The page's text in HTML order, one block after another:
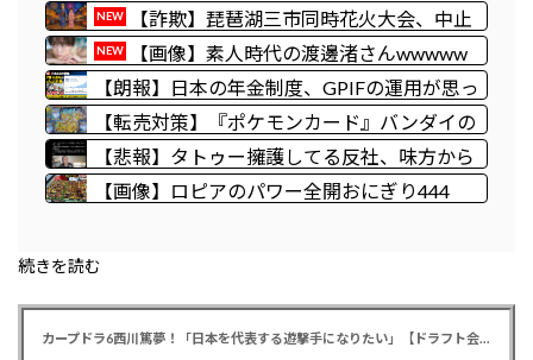
時花火大会｣が中止を発表 詐欺の可能性も 長
浜市･彦根市･高島市は関与否定 彦根市消防本
部も｢7日時点で受理していない｣
NEW
【詐欺】琵琶湖三市同時花火大会、中止
を発表…チケット代や出店料の返金について
は明言せず
NEW
【画像】素人時代の渡邊渚さんwwwww
wwwwwww 【Pickup08082949】
【朗報】日本の年金制度、GPIFの運用が思っ
たより好調なおかげでなんとかなりそう
【転売対策】『ポケモンカード』バンダイの
カードゲームも転売対策にマイナンバー導入
開始、今月から抽選販売に本人認証、公式大
会にも「効果バツグン」
【悲報】タトゥー擁護してる反社、味方から
背中を刺される
【画像】ロピアのパワー全開おにぎり444
続きを読む
カープドラ6西川篤夢！「日本を代表する遊撃手になりたい」【ドラフト会議2025】